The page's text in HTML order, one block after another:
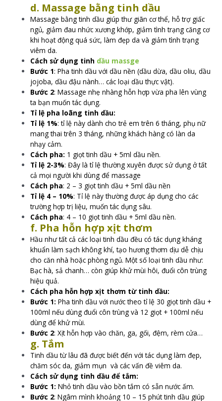
d. Massage bằng tinh dầu
Massage bằng tinh dầu giúp thư giãn cơ thể, hỗ trợ giấc
ngủ, giảm đau nhức xương khớp, giảm tình trạng căng cơ
khi hoạt động quá sức, làm đẹp da và giảm tình trạng
viêm da.
Cách sử dụng tinh dầu massge
Bước 1: Pha tinh dầu với dầu nền (dầu dừa, dầu oliu, dầu
jojoba, dầu đậu nành… các loại dầu thực vật).
Bước 2: Massage nhẹ nhàng hỗn hợp vừa pha lên vùng
ta bạn muốn tác dụng.
Tỉ lệ pha loãng tinh dầu:
Tỉ lệ 1%: tỉ lệ này dành cho trẻ em trên 6 tháng, phụ nữ
mang thai trên 3 tháng, những khách hàng có làn da
nhạy cảm.
Cách pha: 1 giọt tinh dầu + 5ml dầu nền.
Tỉ lệ 2-3%: Đây là tỉ lệ thường xuyên được sử dụng ở tất
cả mọi người khi dùng để massage
Cách pha: 2 – 3 giọt tinh dầu + 5ml dầu nền
Tỉ lệ 4 – 10%: Tỉ lệ này thường được áp dụng cho các
trường hợp trị liệu, muốn tác dụng sâu.
Cách pha: 4 – 10 giọt tinh dầu + 5ml dầu nền.
f. Pha hỗn hợp xịt thơm
Hầu như tất cả các loại tinh dầu đều có tác dụng kháng
khuẩn làm sạch không khí, tạo hương thơm dịu dễ chịu
cho căn nhà hoặc phòng ngủ. Một số loại tinh dầu như:
Bạc hà, sả chanh… còn giúp khử mùi hôi, đuổi côn trùng
hiệu quả.
Cách pha hỗn hợp xịt thơm từ tinh dầu:
Bước 1: Pha tinh dầu với nước theo tỉ lệ 30 giọt tinh dầu +
100ml nếu dùng đuổi côn trùng và 12 giọt + 100ml nếu
dùng để khử mùi.
Bước 2: Xịt hỗn hợp vào chăn, ga, gối, đệm, rèm cửa…
g. Tắm
Tinh dầu từ lâu đã được biết đến với tác dụng làm đẹp,
chăm sóc da, giảm mụn và các vấn đề viêm da.
Cách sử dụng tinh dầu để tắm:
Bước 1: Nhỏ tinh dầu vào bồn tắm có sẵn nước ấm.
Bước 2: Ngâm mình khoảng 10 – 15 phút tinh dầu giúp